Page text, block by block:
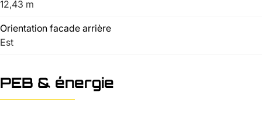
12,43 m
Orientation facade arrière
Est
PEB & énergie